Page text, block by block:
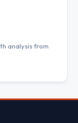
analysis from